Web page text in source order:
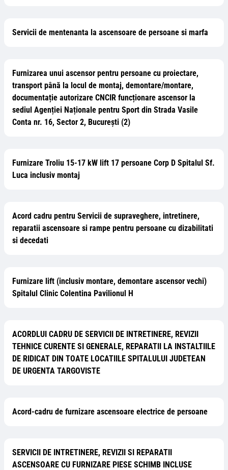
Servicii de mentenanta la ascensoare de persoane si marfa
Furnizarea unui ascensor pentru persoane cu proiectare,
transport până la locul de montaj, demontare/montare,
documentație autorizare CNCIR funcționare ascensor la
sediul Agenției Naționale pentru Sport din Strada Vasile
Conta nr. 16, Sector 2, București (2)
Furnizare Troliu 15-17 kW lift 17 persoane Corp D Spitalul Sf.
Luca inclusiv montaj
Acord cadru pentru Servicii de supraveghere, intretinere,
reparatii ascensoare si rampe pentru persoane cu dizabilitati
si decedati
Furnizare lift (inclusiv montare, demontare ascensor vechi)
Spitalul Clinic Colentina Pavilionul H
ACORDLUI CADRU DE SERVICII DE INTRETINERE, REVIZII
TEHNICE CURENTE SI GENERALE, REPARATII LA INSTALTIILE
DE RIDICAT DIN TOATE LOCATIILE SPITALULUI JUDETEAN
DE URGENTA TARGOVISTE
Acord-cadru de furnizare ascensoare electrice de persoane
SERVICII DE INTRETINERE, REVIZII SI REPARATII
ASCENSOARE CU FURNIZARE PIESE SCHIMB INCLUSE